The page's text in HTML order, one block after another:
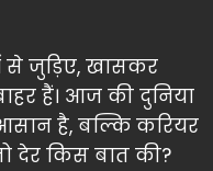
से जुड़िए, खासकर
हैं। आज की दुनिया
है, बल्कि करियर
देर किस बात की?